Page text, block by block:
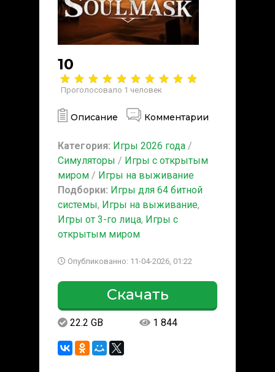
10
Проголосовало 1 человек
Описание Комментарии
Категория: Игры 2026 года /
Симуляторы / Игры с открытым
миром / Игры на выживание
Подборки: Игры для 64 битной
системы, Игры на выживание,
Игры от 3-го лица, Игры с
открытым миром
Опубликованно: 11-04-2026, 01:22
Скачать
22.2 GB 1 844